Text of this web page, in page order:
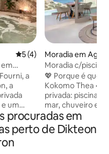
Classificação média de 5
5 (4)
a
a
um
casa
até
Moradia em Agia
Moradia c/piscina
mar, a 400 m da
💖 Porque é que
Kokomo Thea •
privada: piscina
mar, chuveiro
descanso
costeira
bela praia de
procuradas em
perto de Dikteon